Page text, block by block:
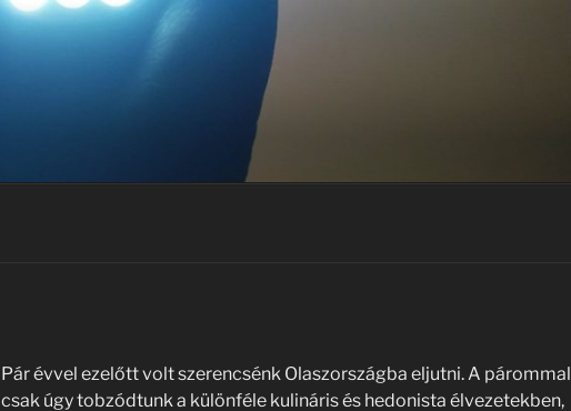
Pár évvel ezelőtt volt szerencsénk Olaszországba eljutni. A párommal
csak úgy tobzódtunk a különféle kulináris és hedonista élvezetekben,